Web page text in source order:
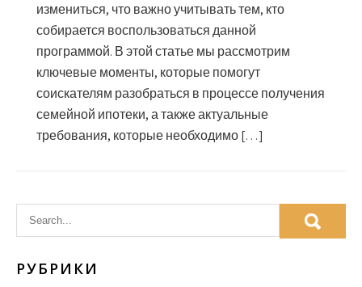
измениться, что важно учитывать тем, кто
собирается воспользоваться данной
программой. В этой статье мы рассмотрим
ключевые моменты, которые помогут
соискателям разобраться в процессе получения
семейной ипотеки, а также актуальные
требования, которые необходимо […]
РУБРИКИ